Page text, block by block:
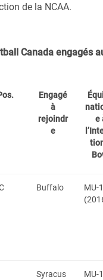
de la NCAA.
Canada engagés
Engagé
à
rejoindr
e
e
Buffalo
MU-
Syracus
MU-